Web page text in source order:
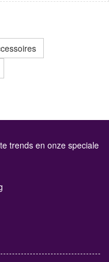
trends en onze speciale